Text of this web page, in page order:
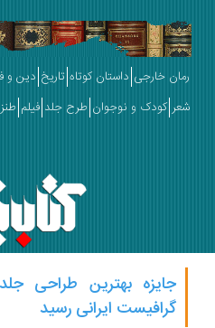
خارجی داستان کوتاه تاریخ دین و فلسفه
کودک و نوجوان طرح جلد فیلم طنز ریشه‌ها
جایزه بهترین طراحی جلد
گرافیست ایرانی رسید